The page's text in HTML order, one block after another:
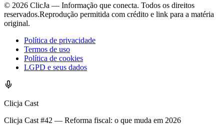
© 2026 ClicJa — Informação que conecta. Todos os direitos
reservados.Reprodução permitida com crédito e link para a matéria
original.
Política de privacidade
Termos de uso
Política de cookies
LGPD e seus dados
Clicja Cast
Clicja Cast #42 — Reforma fiscal: o que muda em 2026